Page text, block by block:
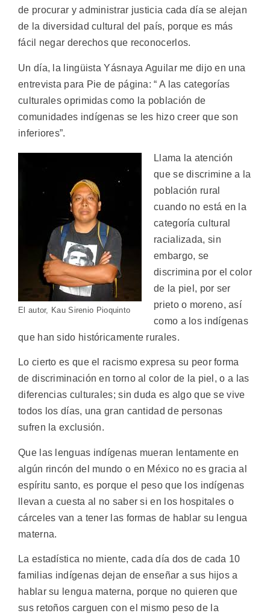
de procurar y administrar justicia cada día se alejan
de la diversidad cultural del país, porque es más
fácil negar derechos que reconocerlos.
Un día, la lingüista Yásnaya Aguilar me dijo en una
entrevista para Pie de página: “ A las categorías
culturales oprimidas como la población de
comunidades indígenas se les hizo creer que son
inferiores”.
El autor, Kau Sirenio Pioquinto
Llama la atención
que se discrimine a la
población rural
cuando no está en la
categoría cultural
racializada, sin
embargo, se
discrimina por el color
de la piel, por ser
prieto o moreno, así
como a los indígenas
que han sido históricamente rurales.
Lo cierto es que el racismo expresa su peor forma
de discriminación en torno al color de la piel, o a las
diferencias culturales; sin duda es algo que se vive
todos los días, una gran cantidad de personas
sufren la exclusión.
Que las lenguas indígenas mueran lentamente en
algún rincón del mundo o en México no es gracia al
espíritu santo, es porque el peso que los indígenas
llevan a cuesta al no saber si en los hospitales o
cárceles van a tener las formas de hablar su lengua
materna.
La estadística no miente, cada día dos de cada 10
familias indígenas dejan de enseñar a sus hijos a
hablar su lengua materna, porque no quieren que
sus retoños carguen con el mismo peso de la